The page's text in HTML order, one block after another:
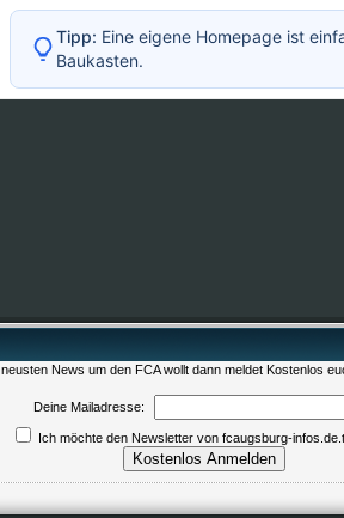
News um den FCA wollt dann meldet Kostenlos
Deine Mailadresse:
Ich möchte den Newsletter von fcaugsburg-
Tipp: Eine eigene Homepage ist
Baukasten.